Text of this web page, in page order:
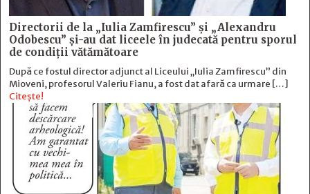
Directorii de la „Iulia Zamfirescu” și „Alexandru
Odobescu” și-au dat liceele în judecată pentru sporul
de condiții vătămătoare
După ce fostul director adjunct al Liceului „Iulia Zamfirescu” din
Mioveni, profesorul Valeriu Fianu, a fost dat afară ca urmare […]
Citește!